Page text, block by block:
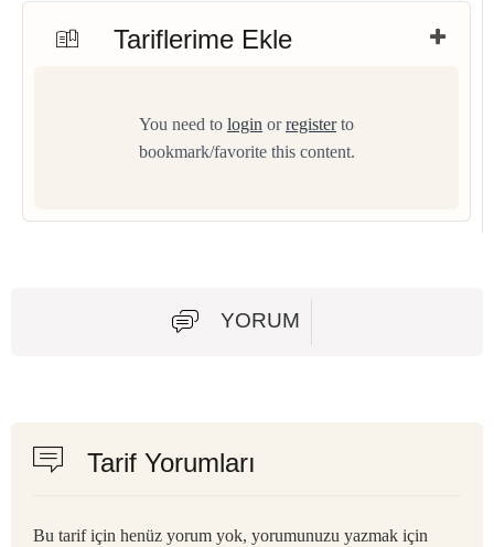
Tariflerime Ekle
You need to login orregisterto
bookmark/favorite this content.
YORUM
Tarif Yorumları
Bu tarif için henüz yorum yok, yorumunuzu yazmak için